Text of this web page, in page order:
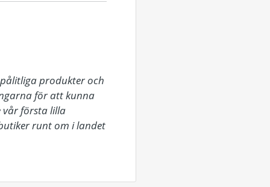
produkter och
för att kunna
vår första lilla
runt om i landet